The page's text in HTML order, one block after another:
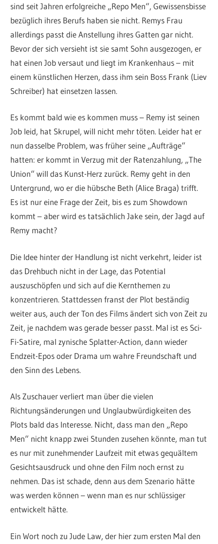
sind seit Jahren erfolgreiche „Repo Men“, Gewissensbisse
bezüglich ihres Berufs haben sie nicht. Remys Frau
allerdings passt die Anstellung ihres Gatten gar nicht.
Bevor der sich versieht ist sie samt Sohn ausgezogen, er
hat einen Job versaut und liegt im Krankenhaus – mit
einem künstlichen Herzen, dass ihm sein Boss Frank (Liev
Schreiber) hat einsetzen lassen.
Es kommt bald wie es kommen muss – Remy ist seinen
Job leid, hat Skrupel, will nicht mehr töten. Leider hat er
nun dasselbe Problem, was früher seine „Aufträge“
hatten: er kommt in Verzug mit der Ratenzahlung, „The
Union“ will das Kunst-Herz zurück. Remy geht in den
Untergrund, wo er die hübsche Beth (Alice Braga) trifft.
Es ist nur eine Frage der Zeit, bis es zum Showdown
kommt – aber wird es tatsächlich Jake sein, der Jagd auf
Remy macht?
Die Idee hinter der Handlung ist nicht verkehrt, leider ist
das Drehbuch nicht in der Lage, das Potential
auszuschöpfen und sich auf die Kernthemen zu
konzentrieren. Stattdessen franst der Plot beständig
weiter aus, auch der Ton des Films ändert sich von Zeit zu
Zeit, je nachdem was gerade besser passt. Mal ist es Sci-
Fi-Satire, mal zynische Splatter-Action, dann wieder
Endzeit-Epos oder Drama um wahre Freundschaft und
den Sinn des Lebens.
Als Zuschauer verliert man über die vielen
Richtungsänderungen und Unglaubwürdigkeiten des
Plots bald das Interesse. Nicht, dass man den „Repo
Men“ nicht knapp zwei Stunden zusehen könnte, man tut
es nur mit zunehmender Laufzeit mit etwas gequältem
Gesichtsausdruck und ohne den Film noch ernst zu
nehmen. Das ist schade, denn aus dem Szenario hätte
was werden können – wenn man es nur schlüssiger
entwickelt hätte.
Ein Wort noch zu Jude Law, der hier zum ersten Mal den